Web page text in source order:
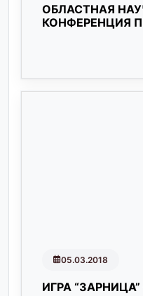
ОБЛАСТНАЯ
КОНФЕРЕНЦИЯ
05.03.2018
ИГРА